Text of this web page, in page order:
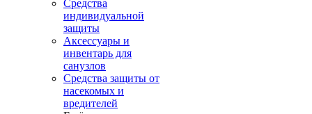
Средства
индивидуальной
защиты
Аксессуары и
инвентарь для
санузлов
Средства защиты от
насекомых и
вредителей